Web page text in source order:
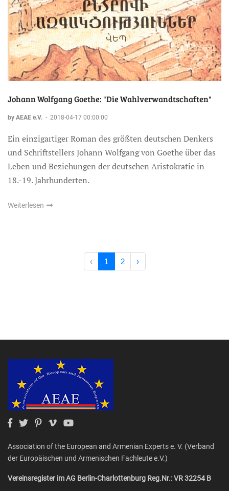
Johann Wolfgang Goethe: "Die Wahlverwandtschaften"
by AEAE e.V. - 2018-04-17 00:00:00
Ein einzigartiger Roman des größten deutschen Denkers
und Schriftstellers Johann Wolfgang von Goethe über das
Leben und Beziehungen der deutschen Aristokratie in
18.-19. Jahrhunderten.
Weiterlesen
‹ 1 2 ›
Association of the European and Armenian Experts e. V. (Verband
der Europäischen und Armenischen Fachleute e.V.)
Vereinsregister im AG Berlin-Charlottenburg Reg.Nr.: VR 32254 B